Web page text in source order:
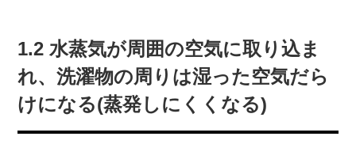
1.2 水蒸気が周囲の空気に取り込ま
れ、洗濯物の周りは湿った空気だら
けになる(蒸発しにくくなる)